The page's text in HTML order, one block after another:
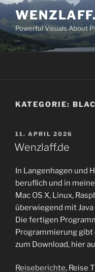
Zum
Inhalt
springenPowerful Visuals About
…
KATEGORIE:
VERÖFFENTLICHT
AM
11. APRIL 2026
Wenzlaff.de
In Langenhagen und
beruflich und in
Mac OS X, Linux,
überwiegend mit Java
Die fertigen
Programmierung gibt
zum Download, hier
Reiseberichte, Reise